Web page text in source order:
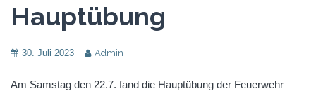
Hauptübung
30. Juli 2023 Admin
Am Samstag den 22.7. fand die Hauptübung der Feuerwehr